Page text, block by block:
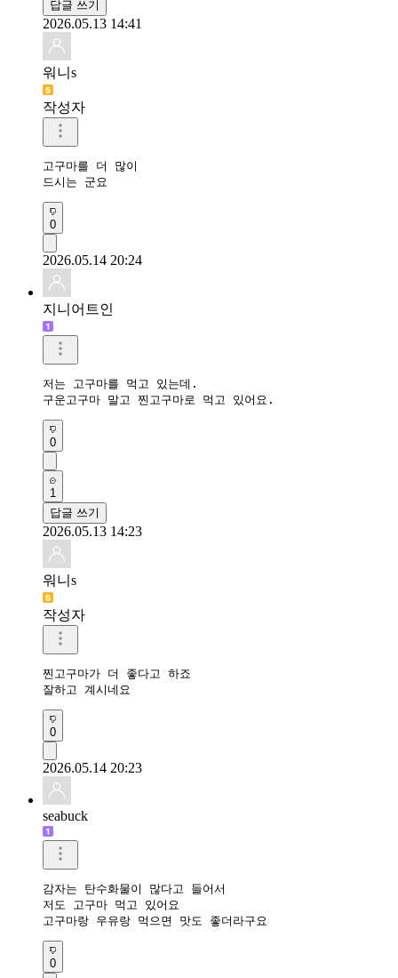
답글 쓰기
2026.05.13 14:41
워니s
작성자
고구마를 더 많이
드시는 군요
0
2026.05.14 20:24
지니어트인
저는 고구마를 먹고 있는데.
구운고구마 말고 찐고구마로 먹고 있어요.
0
1
답글 쓰기
2026.05.13 14:23
워니s
작성자
찐고구마가 더 좋다고 하죠
잘하고 계시네요
0
2026.05.14 20:23
seabuck
감자는 탄수화물이 많다고 들어서
저도 고구마 먹고 있어요
고구마랑 우유랑 먹으면 맛도 좋더라구요
0